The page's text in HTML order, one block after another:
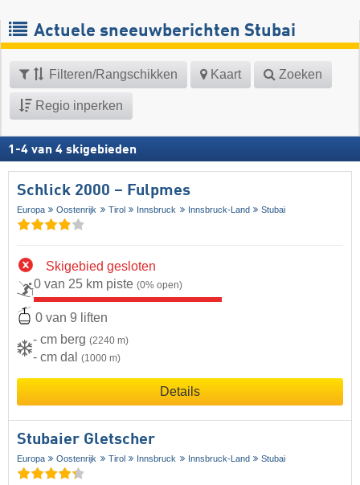
Actuele sneeuwberichten Stubai
Filteren/Rangschikken Kaart Zoeken
Regio inperken
1 -4 van 4 skigebieden
Schlick 2000 – Fulpmes
Europa Oostenrijk Tirol Innsbruck Innsbruck-Land Stubai
Skigebied gesloten
0 van 25 km piste (0% open)
0 van 9 liften
- cm berg (2240 m)
- cm dal (1000 m)
Details
Stubaier Gletscher
Europa Oostenrijk Tirol Innsbruck Innsbruck-Land Stubai